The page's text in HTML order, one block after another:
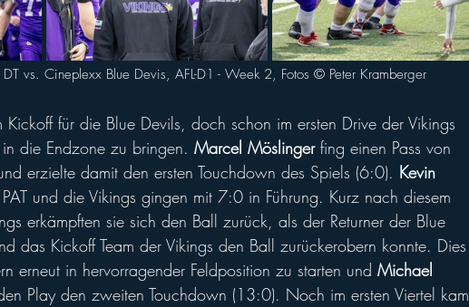
vs. Cineplexx Blue Devis, AFL-D1 - Week 2, Fotos ©️ Peter Kramberger
für die Blue Devils, doch schon im ersten Drive der Vikings
die Endzone zu bringen. Marcel Möslinger fing einen Pass von
erzielte damit den ersten Touchdown des Spiels (6:0). Kevin
und die Vikings gingen mit 7:0 in Führung. Kurz nach diesem
erkämpften sie sich den Ball zurück, als der Returner der Blue
das Kickoff Team der Vikings den Ball zurückerobern konnte. Dies
erneut in hervorragender Feldposition zu starten und Michael
Play den zweiten Touchdown (13:0). Noch im ersten Viertel kam